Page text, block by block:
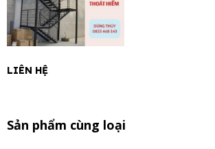
LIÊN HỆ
Sản phẩm cùng loại